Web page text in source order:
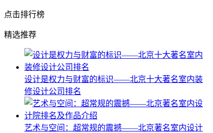
点击排行榜
精选推荐
设计是权力与财富的标识——北京十大著名室内装
修设计公司排名
艺术与空间：超常规的震撼——北京著名室内设计